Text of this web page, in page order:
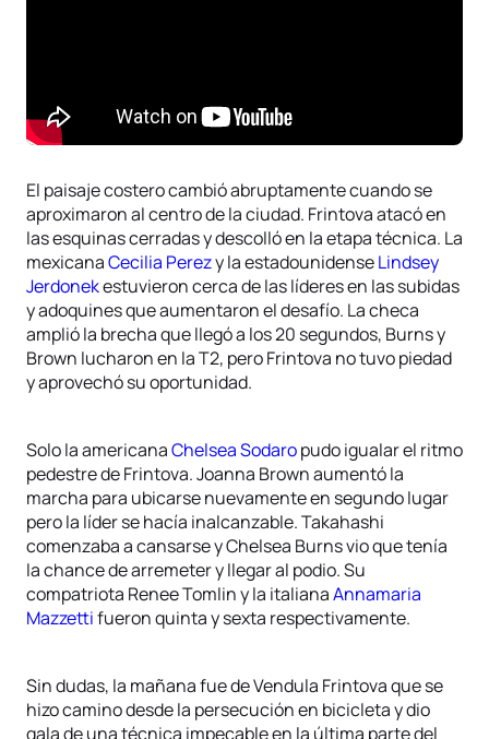
El paisaje costero cambió abruptamente cuando se
aproximaron al centro de la ciudad. Frintova atacó en
las esquinas cerradas y descolló en la etapa técnica. La
mexicanaCecilia Perezy la estadounidenseLindsey
Jerdonekestuvieron cerca de las líderes en las subidas
y adoquines que aumentaron el desafío. La checa
amplió la brecha que llegó a los 20 segundos, Burns y
Brown lucharon en la T2, pero Frintova no tuvo piedad
y aprovechó su oportunidad.
Solo la americanaChelsea Sodaropudo igualar el ritmo
pedestre de Frintova. Joanna Brown aumentó la
marcha para ubicarse nuevamente en segundo lugar
pero la líder se hacía inalcanzable. Takahashi
comenzaba a cansarse y Chelsea Burns vio que tenía
la chance de arremeter y llegar al podio. Su
compatriota Renee Tomlin y la italianaAnnamaria
Mazzettifueron quinta y sexta respectivamente.
Sin dudas, la mañana fue de Vendula Frintova que se
hizo camino desde la persecución en bicicleta y dio
gala de una técnica impecable en la última parte del